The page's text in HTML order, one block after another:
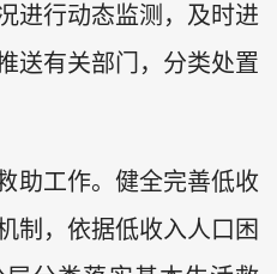
进行动态监测，及时进
送有关部门，分类处置
助工作。健全完善低收
制，依据低收入人口困